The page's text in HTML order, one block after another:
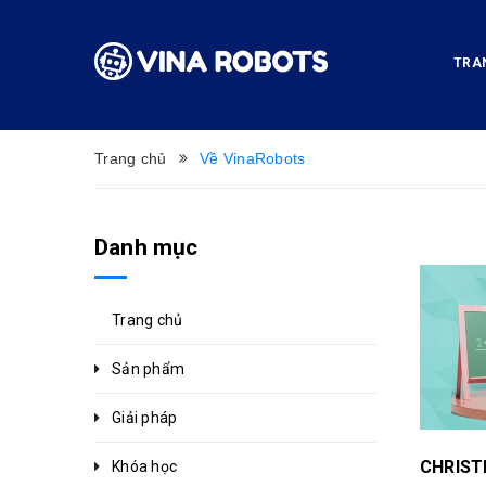
Trang chủ Về VinaRobots
Danh mục
Trang chủ
Sản phẩm
Giải pháp
Khóa học